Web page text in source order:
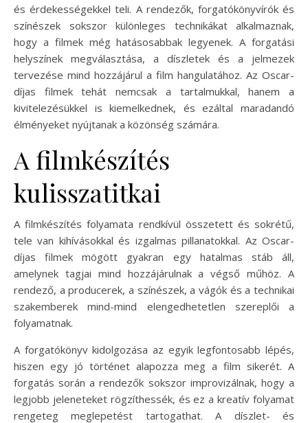
és érdekességekkel teli. A rendezők, forgatókönyvírók és
színészek sokszor különleges technikákat alkalmaznak,
hogy a filmek még hatásosabbak legyenek. A forgatási
helyszínek megválasztása, a díszletek és a jelmezek
tervezése mind hozzájárul a film hangulatához. Az Oscar-
díjas filmek tehát nemcsak a tartalmukkal, hanem a
kivitelezésükkel is kiemelkednek, és ezáltal maradandó
élményeket nyújtanak a közönség számára.
A filmkészítés
kulisszatitkai
A filmkészítés folyamata rendkívül összetett és sokrétű,
tele van kihívásokkal és izgalmas pillanatokkal. Az Oscar-
díjas filmek mögött gyakran egy hatalmas stáb áll,
amelynek tagjai mind hozzájárulnak a végső műhöz. A
rendező, a producerek, a színészek, a vágók és a technikai
szakemberek mind-mind elengedhetetlen szereplői a
folyamatnak.
A forgatókönyv kidolgozása az egyik legfontosabb lépés,
hiszen egy jó történet alapozza meg a film sikerét. A
forgatás során a rendezők sokszor improvizálnak, hogy a
legjobb jeleneteket rögzíthessék, és ez a kreatív folyamat
rengeteg meglepetést tartogathat. A díszlet- és